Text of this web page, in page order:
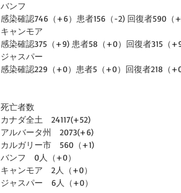
バンフ
感染確認746（+6）患者156（-2) 回復者590（
キャンモア
感染確認375（+9) 患者58（+0）回復者315（+9
ジャスパー
感染確認229（+0）患者5（+0）回復者218（
死亡者数
カナダ全土　24117(+52)
アルバータ州　2073(+6)
カルガリー市　560（+1)
バンフ　0人（+0）
キャンモア　2人（+0）
ジャスパー　6人（+0）